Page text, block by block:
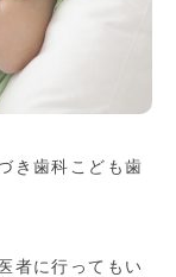
き歯科こども歯
者に行ってもい